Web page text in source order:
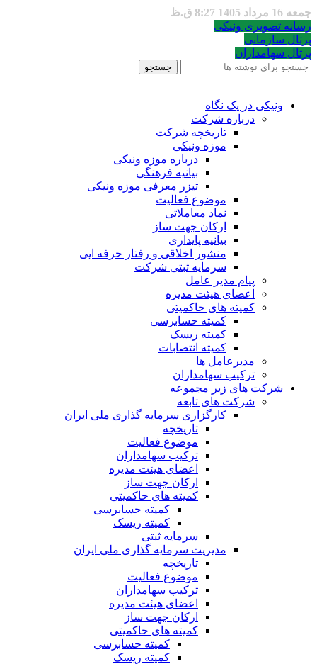
جمعه 16 مرداد 1405 8:27 ق.ظ
رسانه تصویری ونیکی
پرتال سازمانی
پرتال سهامداران
جستجو
ونیکی در یک نگاه
درباره شرکت
تاریخچه شرکت
موزه ونیکی
درباره موزه ونیکی
بیانیه فرهنگی
تیزر معرفی موزه ونیکی
موضوع فعالیت
نماد معاملاتی
ارکان جهت ساز
بیانیه پایداری
منشور اخلاقی و رفتار حرفه ایی
سرمایه ثبتی شرکت
پیام مدیر عامل
اعضای هیئت مدیره
کمیته های حاکمیتی
کمیته حسابرسی
کمیته ریسک
کمیته انتصابات
مدیرعامل ها
ترکیب سهامداران
شرکت های زیر مجموعه
شرکت های تابعه
کارگزاری سرمایه گذاری ملی ایران
تاریخچه
موضوع فعالیت
ترکیب سهامداران
اعضای هیئت مدیره
ارکان جهت ساز
کمیته های حاکمیتی
کمیته حسابرسی
کمیته ریسک
سرمایه ثبتی
مدیریت سرمایه گذاری ملی ایران
تاریخچه
موضوع فعالیت
ترکیب سهامداران
اعضای هیئت مدیره
ارکان جهت ساز
کمیته های حاکمیتی
کمیته حسابرسی
کمیته ریسک